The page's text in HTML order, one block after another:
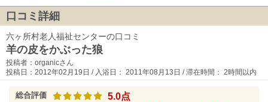
口コミ詳細
六ヶ所村老人福祉センターの口コミ
羊の皮をかぶった狼
投稿者：organicさん
投稿日：2012年02月19日 / 入浴日： 2011年08月13日 / 滞在時間： 2時間以内
総合評価 5.0点